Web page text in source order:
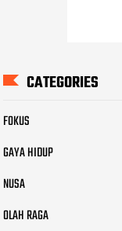
CATEGORIES
FOKUS
GAYA HIDUP
NUSA
OLAH RAGA